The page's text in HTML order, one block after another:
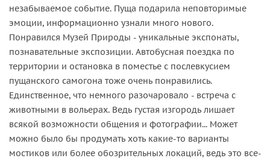
незабываемое событие. Пуща подарила неповторимые
эмоции, информационно узнали много нового.
Понравился Музей Природы - уникальные экспонаты,
познавательные экспозиции. Автобусная поездка по
территории и остановка в поместье с послевкусием
пущанского самогона тоже очень понравились.
Единственное, что немного разочаровало - встреча с
животными в вольерах. Ведь густая изгородь лишает
всякой возможности общения и фотографии... Может
можно было бы продумать хоть какие-то варианты
мостиков или более обозрительных локаций, ведь это все-